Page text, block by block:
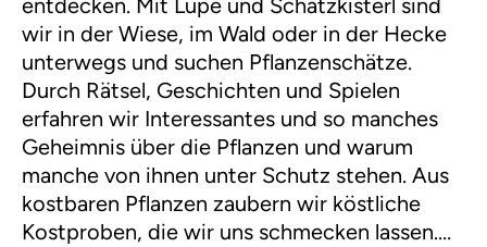
entdecken. Mit Lupe und Schatzkisterl sind
wir in der Wiese, im Wald oder in der Hecke
unterwegs und suchen Pflanzenschätze.
Durch Rätsel, Geschichten und Spielen
erfahren wir Interessantes und so manches
Geheimnis über die Pflanzen und warum
manche von ihnen unter Schutz stehen. Aus
kostbaren Pflanzen zaubern wir köstliche
Kostproben, die wir uns schmecken lassen.